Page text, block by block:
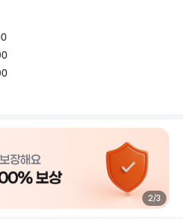
와 1:1 필라테스레슨을 전문
하시는 기회를 노치지 마세요.
을 통한 바른운동지도를 목표로
정 체력증진등 많은 긍정적 효과
고(대학생추가할인) 퍼스널트레
등록이 가능하시며 운동목적(체
2/3